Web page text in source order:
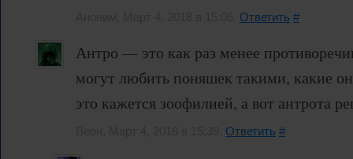
Ответить #
Антро — это как раз менее
могут любить поняшек такими, какие
это кажется зоофилией, а вот антрота
Ответить #